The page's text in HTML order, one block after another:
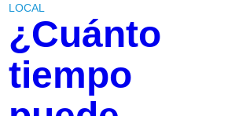
LOCAL
¿Cuánto
tiempo